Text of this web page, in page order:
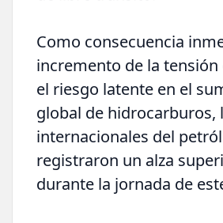
Como consecuencia
incremento de la
el riesgo latente en el
global de hidrocarburos,
internacionales del
registraron un alza
durante la jornada de